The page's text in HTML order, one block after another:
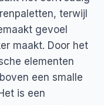
terwijl
gevoel
maakt. Door het
elementen
een smalle
is een